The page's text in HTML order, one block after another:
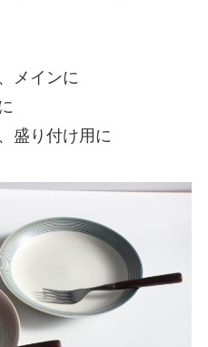
メインに
盛り付け用に